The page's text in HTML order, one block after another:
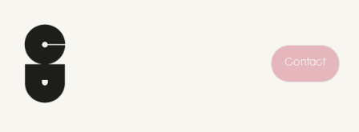
Contact